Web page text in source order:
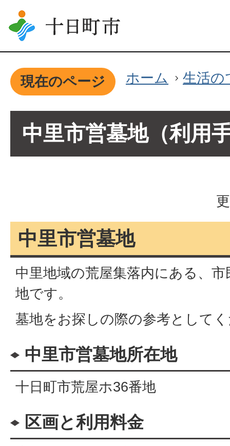
現在のページ ホーム 生活の
中里市営墓地（利用
中里市営墓地
中里地域の荒屋集落内にある、
地です。
墓地をお探しの際の参考として
中里市営墓地所在地
十日町市荒屋ホ36番地
区画と利用料金